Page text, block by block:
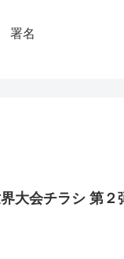
署名
大会チラシ 第２